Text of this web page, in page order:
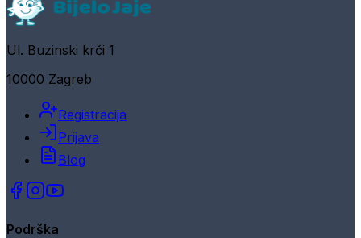
Ul. Buzinski krči 1
10000 Zagreb
Registracija
Prijava
Blog
Podrška